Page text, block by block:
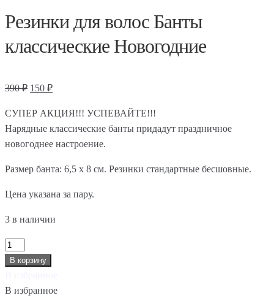
Резинки для волос Банты
классические Новогодние
390₽ 150 ₽
СУПЕР АКЦИЯ!!! УСПЕВАЙТЕ!!!
Нарядные классические банты придадут праздничное
новогоднее настроение.
Размер банта: 6,5 х 8 см. Резинки стандартные бесшовные.
Цена указана за пару.
3 в наличии
Количество
товара
для
В корзину
В избранное